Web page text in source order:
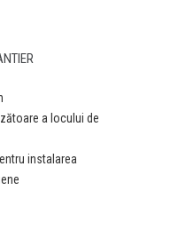
a locului de
instalarea